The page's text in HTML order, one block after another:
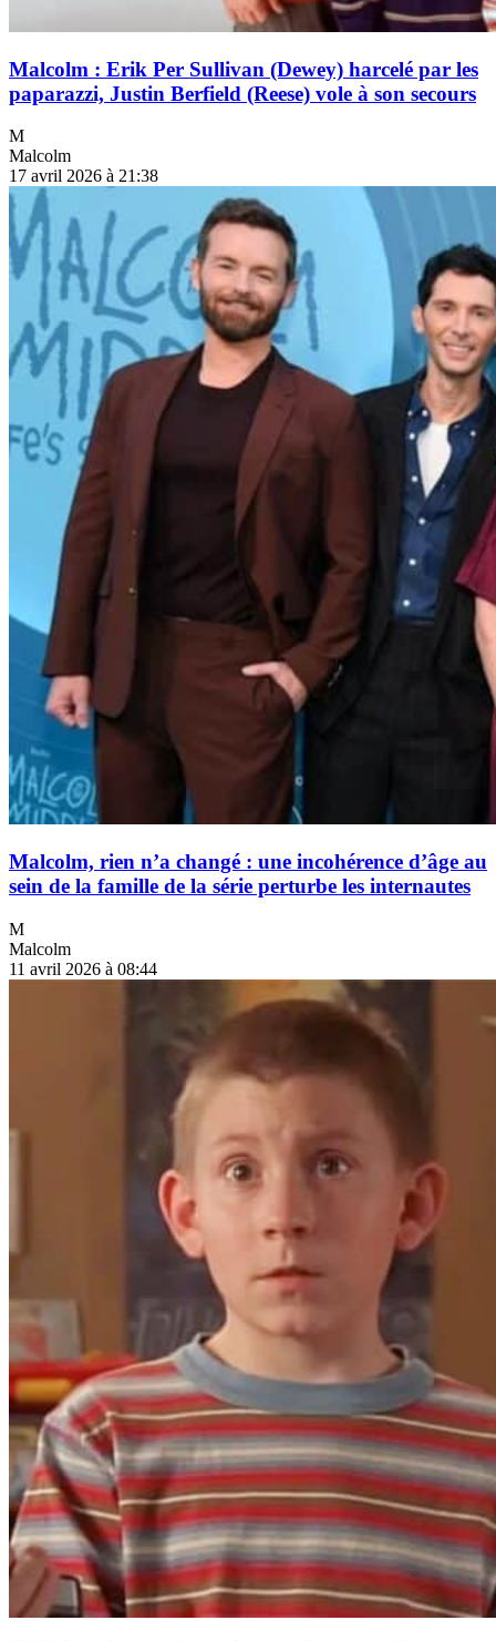
Malcolm : Erik Per Sullivan (Dewey) harcelé par les
paparazzi, Justin Berfield (Reese) vole à son secours
M
Malcolm
17 avril 2026 à 21:38
Malcolm, rien n’a changé : une incohérence d’âge au
sein de la famille de la série perturbe les internautes
M
Malcolm
11 avril 2026 à 08:44